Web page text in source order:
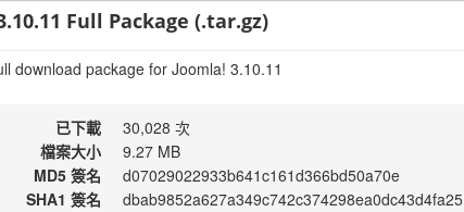
Full Package (.tar.gz)
download package for Joomla! 3.10.11
已下載
30,028 次
檔案大小
9.27 MB
MD5 簽名
d07029022933b641c161d366bd50a70e
SHA1 簽名
dbab9852a627a349c742c374298ea0dc43d4fa25